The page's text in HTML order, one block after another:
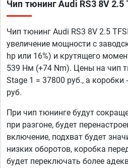
Чип тюнинг Audi RS3 8V 2.5
Чип тюнинг Audi RS3 8V 2.5
увеличение мощности с
hp или 16%) и крутящего
539 Нм (+74 Nm). Цены на чип
Stage 1 = 37800 руб., а коробки
руб.
При чип тюнинге будут
при разгоне, будет
включение, подхват будет
низких оборотов, коробка
будет переключать более